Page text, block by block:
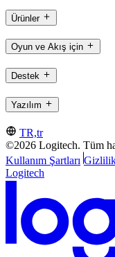
Ürünler
Oyun ve Akış için
Destek
Yazılım
TR,tr
©2026 Logitech. Tüm
Kullanım Şartları
Logitech